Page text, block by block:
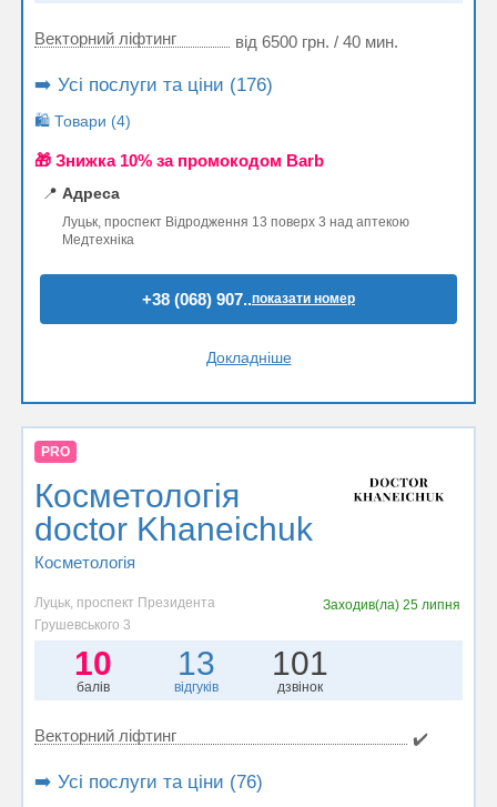
Векторний ліфтинг від 6500 грн. / 40 мин.
➡️ Усі послуги та ціни (176)
🛍️ Товари (4)
🎁 Знижка 10% за промокодом Barb
📍 Адреса
Луцьк, проспект Відродження 13 поверх 3 над аптекою
Медтехніка
+38 (068) 907..показати номер
Докладніше
PRO
Косметологія
doctor Khaneichuk
Косметологія
Луцьк, проспект Президента
Грушевського 3
Заходив(ла) 25 липня
10
балів
13
відгуків
101
дзвінок
Векторний ліфтинг ✔️
➡️ Усі послуги та ціни (76)